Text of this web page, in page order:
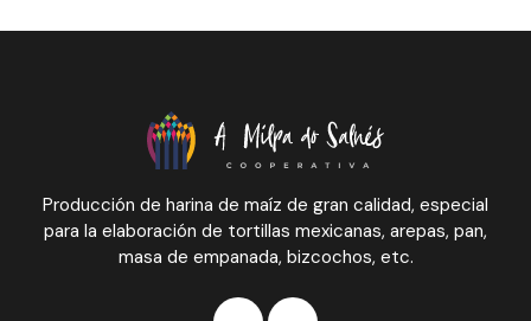
Producción de harina de maíz de gran calidad, especial
para la elaboración de tortillas mexicanas, arepas, pan,
masa de empanada, bizcochos, etc.